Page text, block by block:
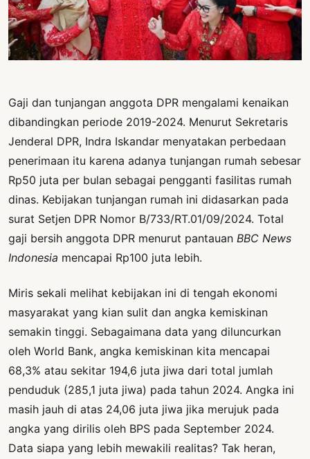
Gaji dan tunjangan anggota DPR mengalami kenaikan
dibandingkan periode 2019-2024. Menurut Sekretaris
Jenderal DPR, Indra Iskandar menyatakan perbedaan
penerimaan itu karena adanya tunjangan rumah sebesar
Rp50 juta per bulan sebagai pengganti fasilitas rumah
dinas. Kebijakan tunjangan rumah ini didasarkan pada
surat Setjen DPR Nomor B/733/RT.01/09/2024. Total
gaji bersih anggota DPR menurut pantauan BBC News
Indonesia mencapai Rp100 juta lebih.
Miris sekali melihat kebijakan ini di tengah ekonomi
masyarakat yang kian sulit dan angka kemiskinan
semakin tinggi. Sebagaimana data yang diluncurkan
oleh World Bank, angka kemiskinan kita mencapai
68,3% atau sekitar 194,6 juta jiwa dari total jumlah
penduduk (285,1 juta jiwa) pada tahun 2024. Angka ini
masih jauh di atas 24,06 juta jiwa jika merujuk pada
angka yang dirilis oleh BPS pada September 2024.
Data siapa yang lebih mewakili realitas? Tak heran,